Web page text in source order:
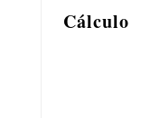
Cálculo